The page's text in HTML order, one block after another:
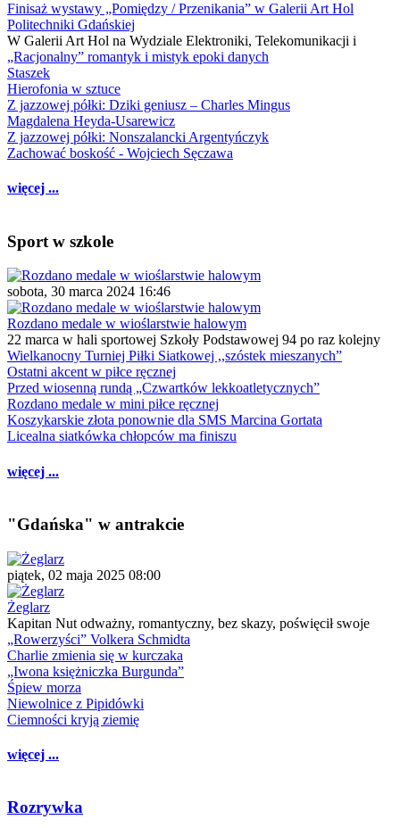
Finisaż wystawy „Pomiędzy / Przenikania” w Galerii Art Hol
Politechniki Gdańskiej
W Galerii Art Hol na Wydziale Elektroniki, Telekomunikacji i
„Racjonalny” romantyk i mistyk epoki danych
Staszek
Hierofonia w sztuce
Z jazzowej półki: Dziki geniusz – Charles Mingus
Magdalena Heyda-Usarewicz
Z jazzowej półki: Nonszalancki Argentyńczyk
Zachować boskość - Wojciech Sęczawa
więcej ...
Sport w szkole
sobota, 30 marca 2024 16:46
Rozdano medale w wioślarstwie halowym
22 marca w hali sportowej Szkoły Podstawowej 94 po raz kolejny
Wielkanocny Turniej Piłki Siatkowej ,,szóstek mieszanych”
Ostatni akcent w piłce ręcznej
Przed wiosenną rundą „Czwartków lekkoatletycznych”
Rozdano medale w mini piłce ręcznej
Koszykarskie złota ponownie dla SMS Marcina Gortata
Licealna siatkówka chłopców ma finiszu
więcej ...
"Gdańska" w antrakcie
piątek, 02 maja 2025 08:00
Żeglarz
Kapitan Nut odważny, romantyczny, bez skazy, poświęcił swoje
„Rowerzyści” Volkera Schmidta
Charlie zmienia się w kurczaka
„Iwona księżniczka Burgunda”
Śpiew morza
Niewolnice z Pipidówki
Ciemności kryją ziemię
więcej ...
Rozrywka